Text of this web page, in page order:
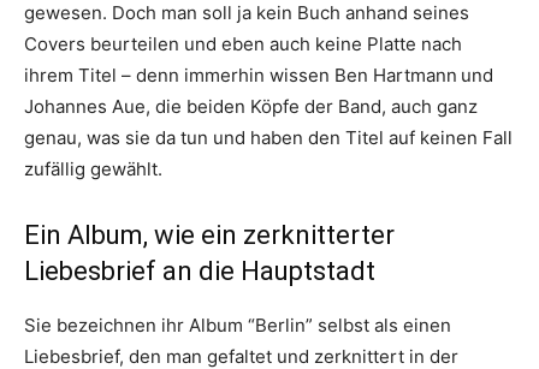
gewesen. Doch man soll ja kein Buch anhand seines
Covers beurteilen und eben auch keine Platte nach
ihrem Titel – denn immerhin wissen Ben Hartmann und
Johannes Aue, die beiden Köpfe der Band, auch ganz
genau, was sie da tun und haben den Titel auf keinen Fall
zufällig gewählt.
Ein Album, wie ein zerknitterter
Liebesbrief an die Hauptstadt
Sie bezeichnen ihr Album “Berlin” selbst als einen
Liebesbrief, den man gefaltet und zerknittert in der